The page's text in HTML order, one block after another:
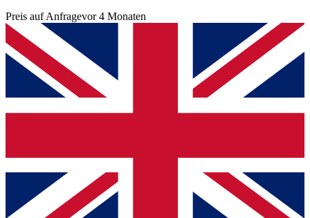
Preis auf Anfragevor 4 Monaten